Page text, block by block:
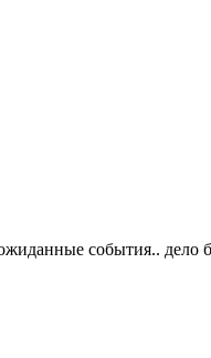
события.. дело